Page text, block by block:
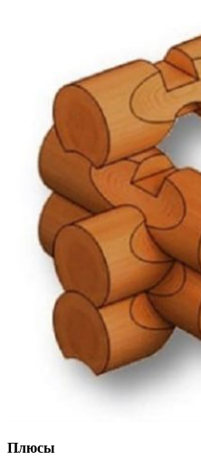
Плюсы